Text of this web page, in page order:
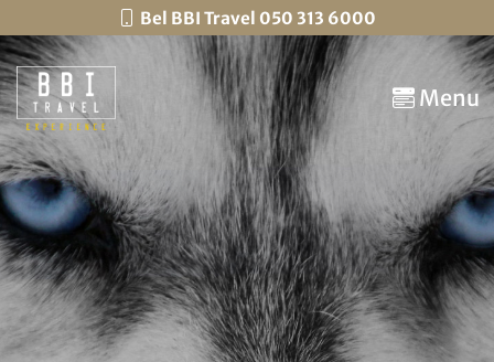
Bel BBI Travel 050 313 6000
Menu